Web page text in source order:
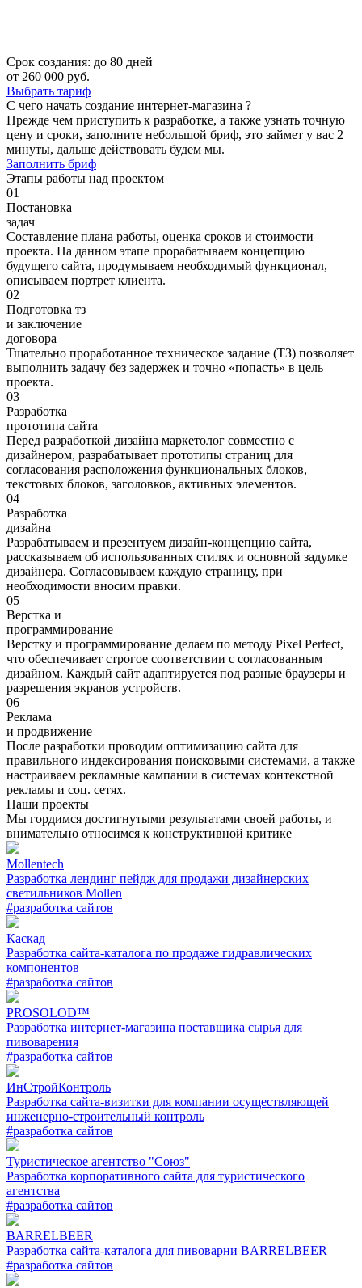
Срок создания: до 80 дней
от 260 000 руб.
Выбрать тариф
С чего начать создание интернет-магазина ?
Прежде чем приступить к разработке, а также узнать точную
цену и сроки, заполните небольшой бриф, это займет у вас 2
минуты, дальше действовать будем мы.
Заполнить бриф
Этапы работы над проектом
01
Постановка
задач
Составление плана работы, оценка сроков и стоимости
проекта. На данном этапе прорабатываем концепцию
будущего сайта, продумываем необходимый функционал,
описываем портрет клиента.
02
Подготовка тз
и заключение
договора
Тщательно проработанное техническое задание (ТЗ) позволяет
выполнить задачу без задержек и точно «попасть» в цель
проекта.
03
Разработка
прототипа сайта
Перед разработкой дизайна маркетолог совместно с
дизайнером, разрабатывает прототипы страниц для
согласования расположения функциональных блоков,
текстовых блоков, заголовков, активных элементов.
04
Разработка
дизайна
Разрабатываем и презентуем дизайн-концепцию сайта,
рассказываем об использованных стилях и основной задумке
дизайнера. Согласовываем каждую страницу, при
необходимости вносим правки.
05
Верстка и
программирование
Верстку и программирование делаем по методу Pixel Perfect,
что обеспечивает строгое соответствии с согласованным
дизайном. Каждый сайт адаптируется под разные браузеры и
разрешения экранов устройств.
06
Реклама
и продвижение
После разработки проводим оптимизацию сайта для
правильного индексирования поисковыми системами, а также
настраиваем рекламные кампании в системах контекстной
рекламы и соц. сетях.
Наши проекты
Мы гордимся достигнутыми результатами своей работы, и
внимательно относимся к конструктивной критике
Mollentech
Разработка лендинг пейдж для продажи дизайнерских
светильников Mollen
#разработка сайтов
Каскад
Разработка сайта-каталога по продаже гидравлических
компонентов
#разработка сайтов
PROSOLOD™
Разработка интернет-магазина поставщика сырья для
пивоварения
#разработка сайтов
ИнСтройКонтроль
Разработка сайта-визитки для компании осуществляющей
инженерно-строительный контроль
#разработка сайтов
Туристическое агентство "Союз"
Разработка корпоративного сайта для туристического
агентства
#разработка сайтов
BARRELBEER
Разработка сайта-каталога для пивоварни BARRELBEER
#разработка сайтов